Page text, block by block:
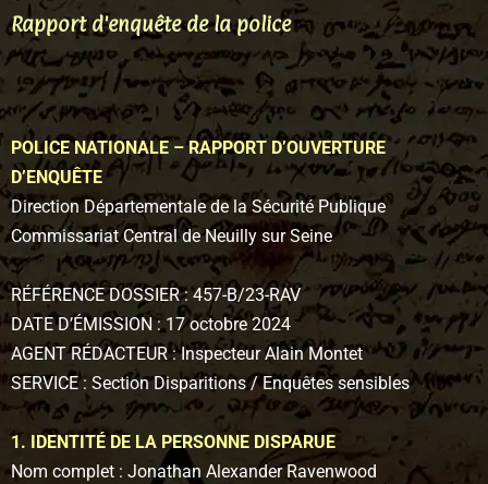
Rapport d'enquête de la police
POLICE NATIONALE – RAPPORT D’OUVERTURE
D’ENQUÊTE
Direction Départementale de la Sécurité Publique
Commissariat Central de Neuilly sur Seine
RÉFÉRENCE DOSSIER : 457-B/23-RAV
DATE D’ÉMISSION : 17 octobre 2024
AGENT RÉDACTEUR : Inspecteur Alain Montet
SERVICE : Section Disparitions / Enquêtes sensibles
1. IDENTITÉ DE LA PERSONNE DISPARUE
Nom complet : Jonathan Alexander Ravenwood